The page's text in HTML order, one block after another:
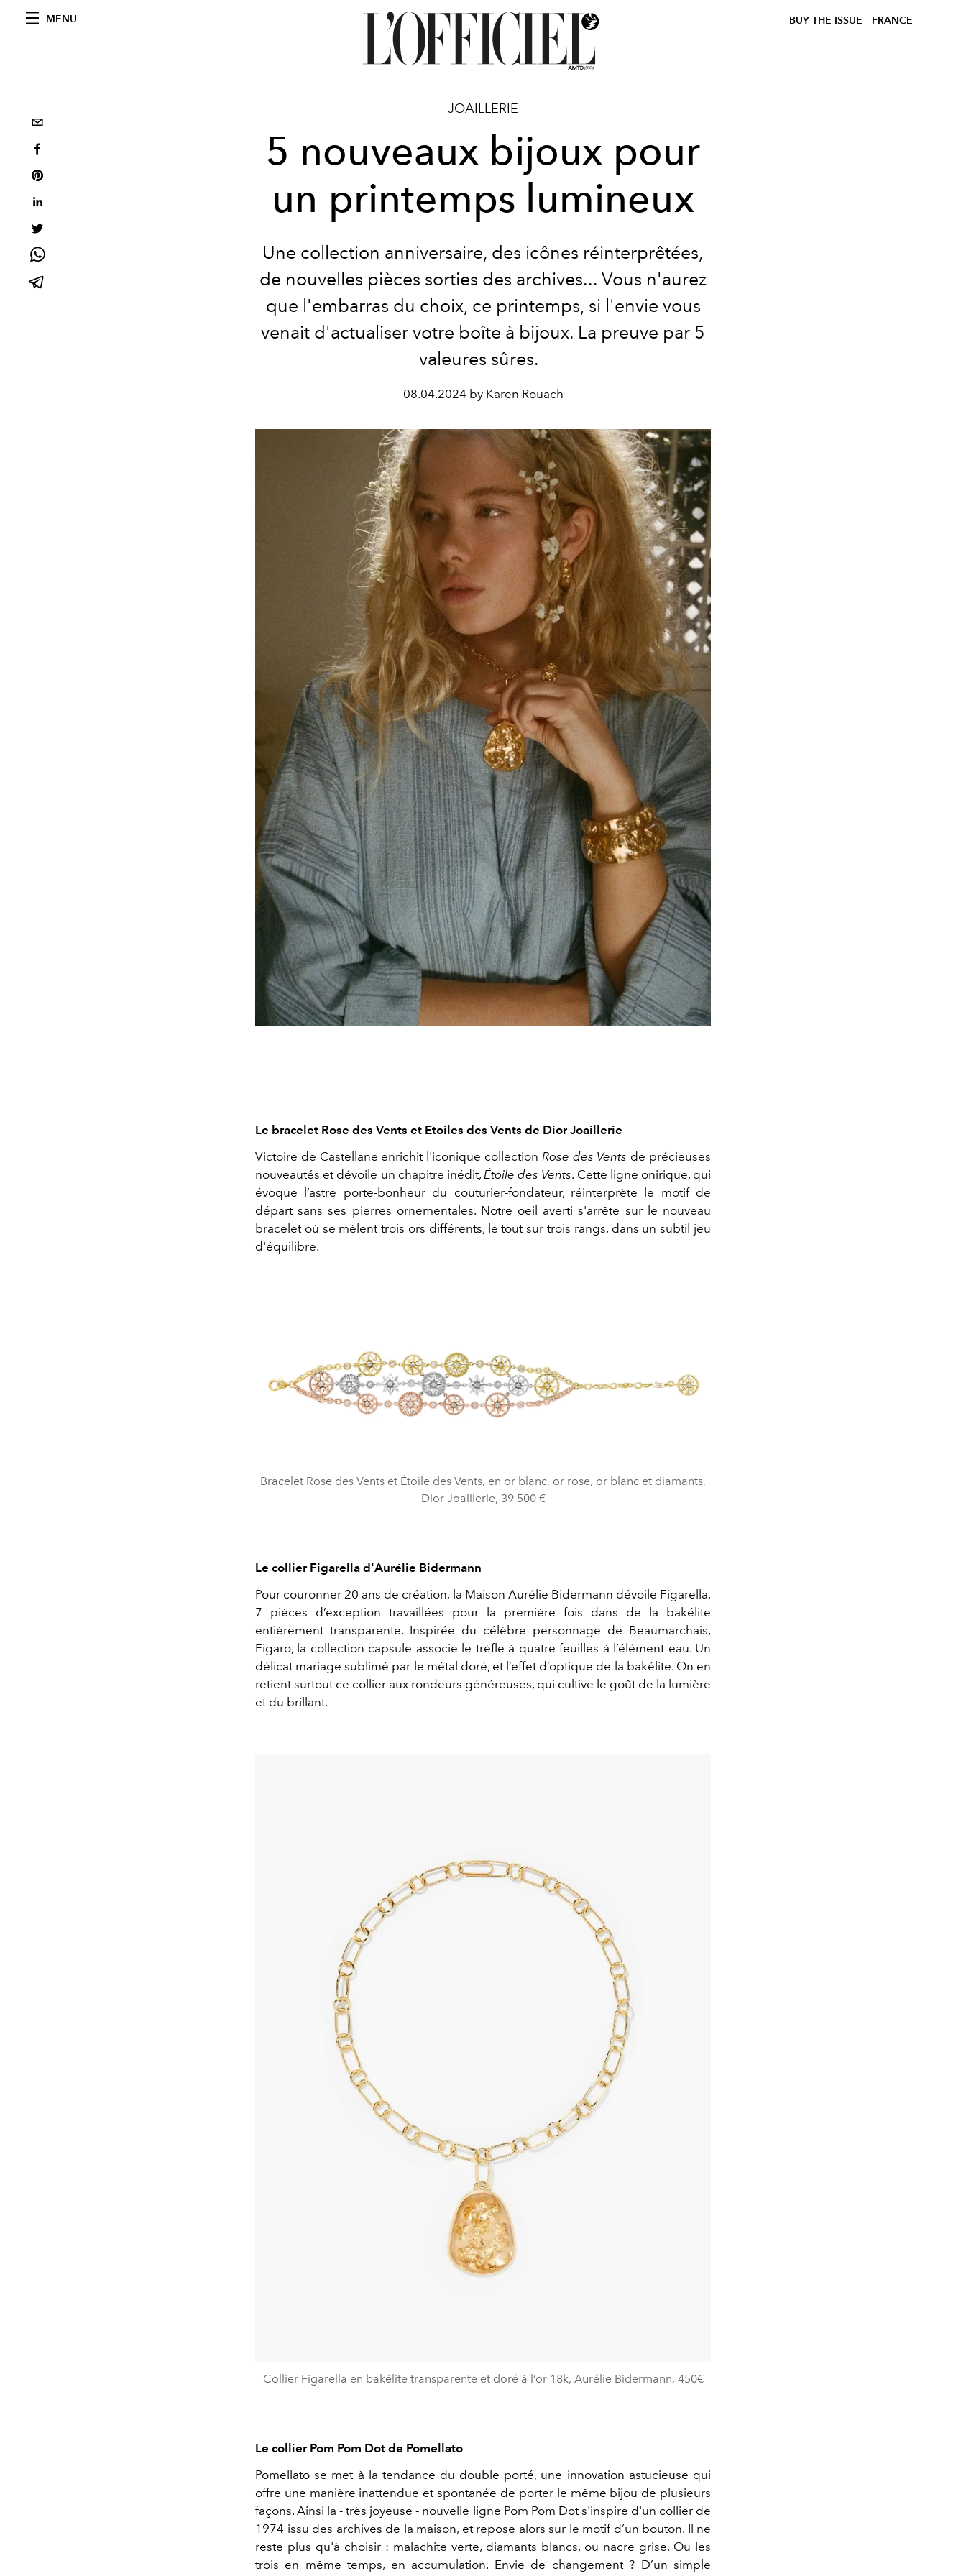
MENU BUY THE ISSUE FRANCE
JOAILLERIE
5 nouveaux bijoux pour
un printemps lumineux
Une collection anniversaire, des icônes réinterprêtées,
de nouvelles pièces sorties des archives... Vous n'aurez
que l'embarras du choix, ce printemps, si l'envie vous
venait d'actualiser votre boîte à bijoux. La preuve par 5
valeures sûres.
08.04.2024 by Karen Rouach
Le bracelet Rose des Vents et Etoiles des Vents de Dior Joaillerie
Victoire de Castellane enrichit l'iconique collection Rose des Vents de précieuses
nouveautés et dévoile un chapitre inédit, Étoiledes Vents. Cette ligne onirique, qui
évoque l’astre porte-bonheur du couturier-fondateur, réinterprète le motif de
départ sans ses pierres ornementales. Notre oeil averti s'arrête sur l e nouveau
bracelet où se mèlent trois ors différents, le tout sur trois rangs, dans un subtil jeu
d'équilibre.
Bracelet Rose des Vents et Étoile des Vents, en or blanc, or rose, or blanc et diamants,
Dior Joaillerie, 39 500 €
Le collier Figarella d'Aurélie Bidermann
Pour couronner 20 ans de création, la Maison Aurélie Bidermann dévoile Figarella,
7 pièces d’exception travaillées pour la première fois dans de la bakélite
entièrement transparente. Inspirée du célèbre personnage de Beaumarchais,
Figaro, la collection capsule associe le trèfle à quatre feuilles à l’élément eau. Un
délicat mariage sublimé par le métal doré, et l’effet d’optique de la bakélite. On en
retient surtout ce collier aux rondeurs généreuses, qui cultive le goût de la lumière
et du brillant.
Collier Figarella en bakélite transparente et doré à l’or 18k, Aurélie Bidermann, 450€
Le collier Pom Pom Dot de Pomellato
Pomellato se met à la tendance du double porté, une innovation astucieuse qui
offre une manière inattendue et spontanée de porter le même bijou de plusieurs
façons. Ainsi la - très joyeuse - nouvelle ligne Pom Pom Dot s'inspire d'un collier de
1974 issu des archives de la maison, et repose alors sur le motif d’un bouton. Il ne
reste plus qu'à choisir : malachite verte, diamants blancs, ou nacre grise. Ou les
trois en même temps, en accumulation. Envie de changement ? D’un simple